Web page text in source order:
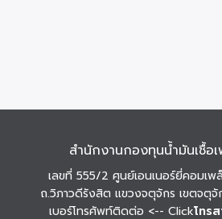
สำนักงานกองทุนน้ำมันเชื้อ
เลขที่ 555/2 ศูนย์เอนเนอร์ยี่คอมเพ
ถ.วิภาวดีรังสิต แขวงจตุจักร เขตจตุ
เบอร์โทรศัพท์ติดต่อ <-- Clickโทร